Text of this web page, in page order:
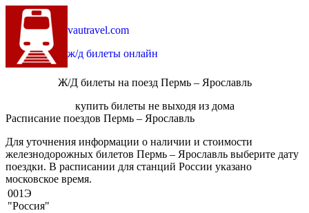
vautravel.com
ж/д билеты онлайн
Ж/Д билеты на поезд Пермь – Ярославль
купить билеты не выходя из дома
Расписание поездов Пермь – Ярославль
Для уточнения информации о наличии и стоимости
железнодорожных билетов Пермь – Ярославль выберите дату
поездки. В расписании для станций России указано
московское время.
001Э
"Россия"